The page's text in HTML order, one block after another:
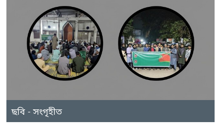
ছবি - সংগৃহীত